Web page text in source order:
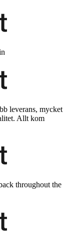
leverans, mycket
Allt kom
throughout the